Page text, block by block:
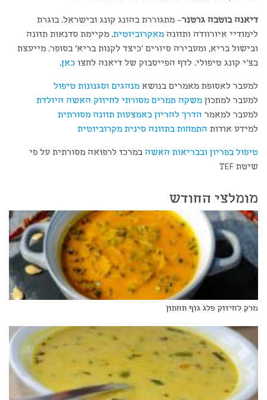
דיאנה בוטבה גרטנר– מתגוררת בהונג קונג ובישראל. בוגרת
לימודיי איורוודה ותזונה מאקרוביוטית. מקיימת סדנאות תזונה
ובישול בריא, ומעבירה סיורים 'כיצד לקנות בריא' בסופר. מייעצת
בצ'י קונג טיפולי. לדף הפייסבוק של דיאנה לחצו כאן.
למעבר לאסופת מאמרים בנושא מנהגים וסגנונות טיפול
למעבר למתכון משקה תמרים מסורתי לחיזוק האשה היולדת
למעבר למאמר הדרך להריון באמצעות תזונה מסורתית
למידע אודות התמחות בתזונה סינית מקרוביוטית
טיפול בפריון ובבריאות האשה במרכז לרפואה מסורתית על פי
שיטת TEF
מומלצי החודש
מרק לחיזוק פלג גוף תחתון